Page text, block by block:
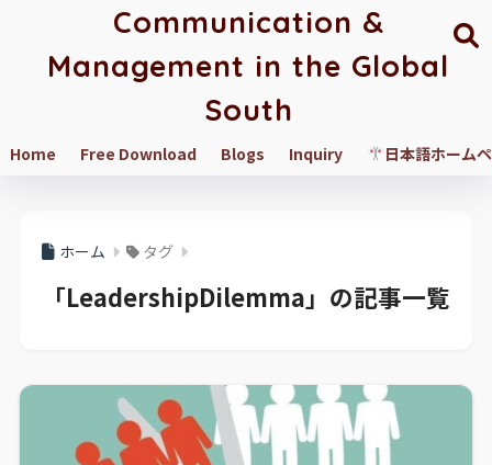
Communication &
Management in the Global
South
Home Free Download Blogs Inquiry 日本語ホーム
ホーム タグ
「LeadershipDilemma」の記事一覧